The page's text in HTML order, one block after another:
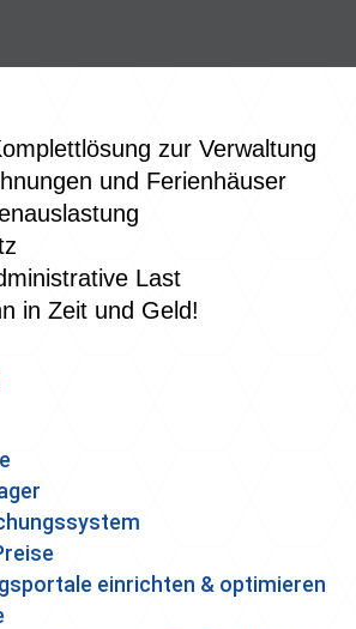
zur Verwaltung
und Ferienhäuser
Last
in Zeit und Geld!
einrichten & optimieren